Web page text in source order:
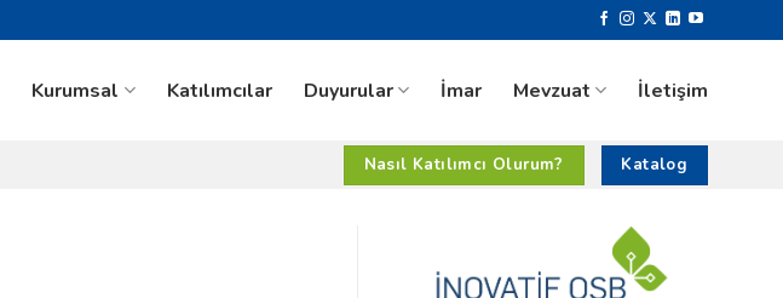
Kurumsal Katılımcılar Duyurular İmar Mevzuat İletişim
Nasıl Katılımcı Olurum? Katalog